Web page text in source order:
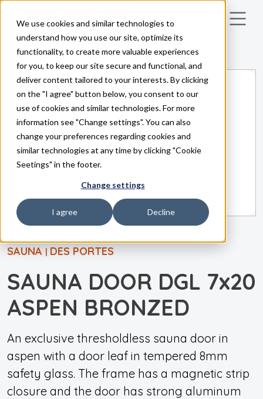
We use cookies and similar technologies to
understand how you use our site, optimize its
functionality, to create more valuable experiences
for you, to keep our site secure and functional, and
deliver content tailored to your interests. By clicking
on the "I agree" button below, you consent to our
use of cookies and similar technologies. For more
information see "Change settings". You can also
change your preferences regarding cookies and
similar technologies at any time by clicking "Cookie
Seetings" in the footer.
Change settings
I agree Decline
Skip to main content
SAUNA | DES PORTES
SAUNA DOOR DGL 7x20
ASPEN BRONZED
An exclusive thresholdless sauna door in
aspen with a door leaf in tempered 8mm
safety glass. The frame has a magnetic strip
closure and the door has strong aluminum